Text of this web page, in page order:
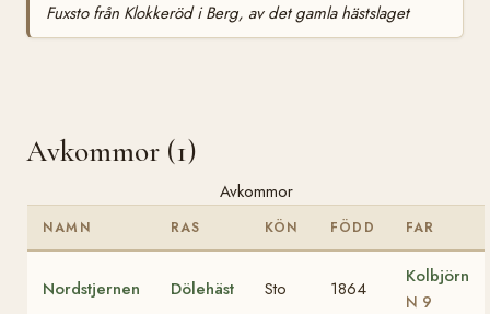
Fuxsto från Klokkeröd i Berg, av det gamla hästslaget
Avkommor (1)
Avkommor
NAMN RAS KÖN FÖDD FAR
Nordstjernen Dölehäst Sto 1864
Kolbjörn
N 9